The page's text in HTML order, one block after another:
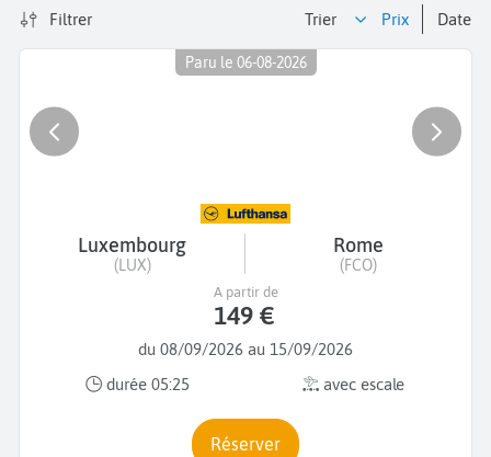
Filtrer Trier prix date
Paru le 06-08-2026
Luxembourg
(LUX)
Rome
(FCO)
du 08/09/2026 au 15/09/2026
durée 05:25
avec escale
A partir de
149 €
Réserver